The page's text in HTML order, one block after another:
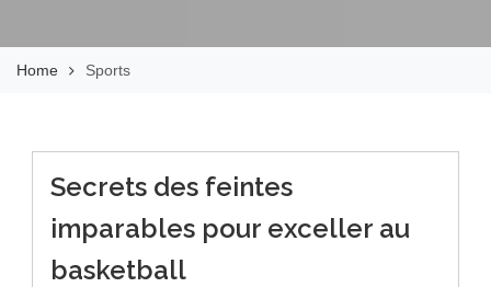
Home Sports
Secrets des feintes
imparables pour exceller au
basketball